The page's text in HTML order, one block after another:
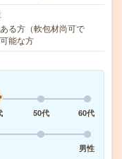
る方（軟包材尚可で
能な方
50代
60代
男性